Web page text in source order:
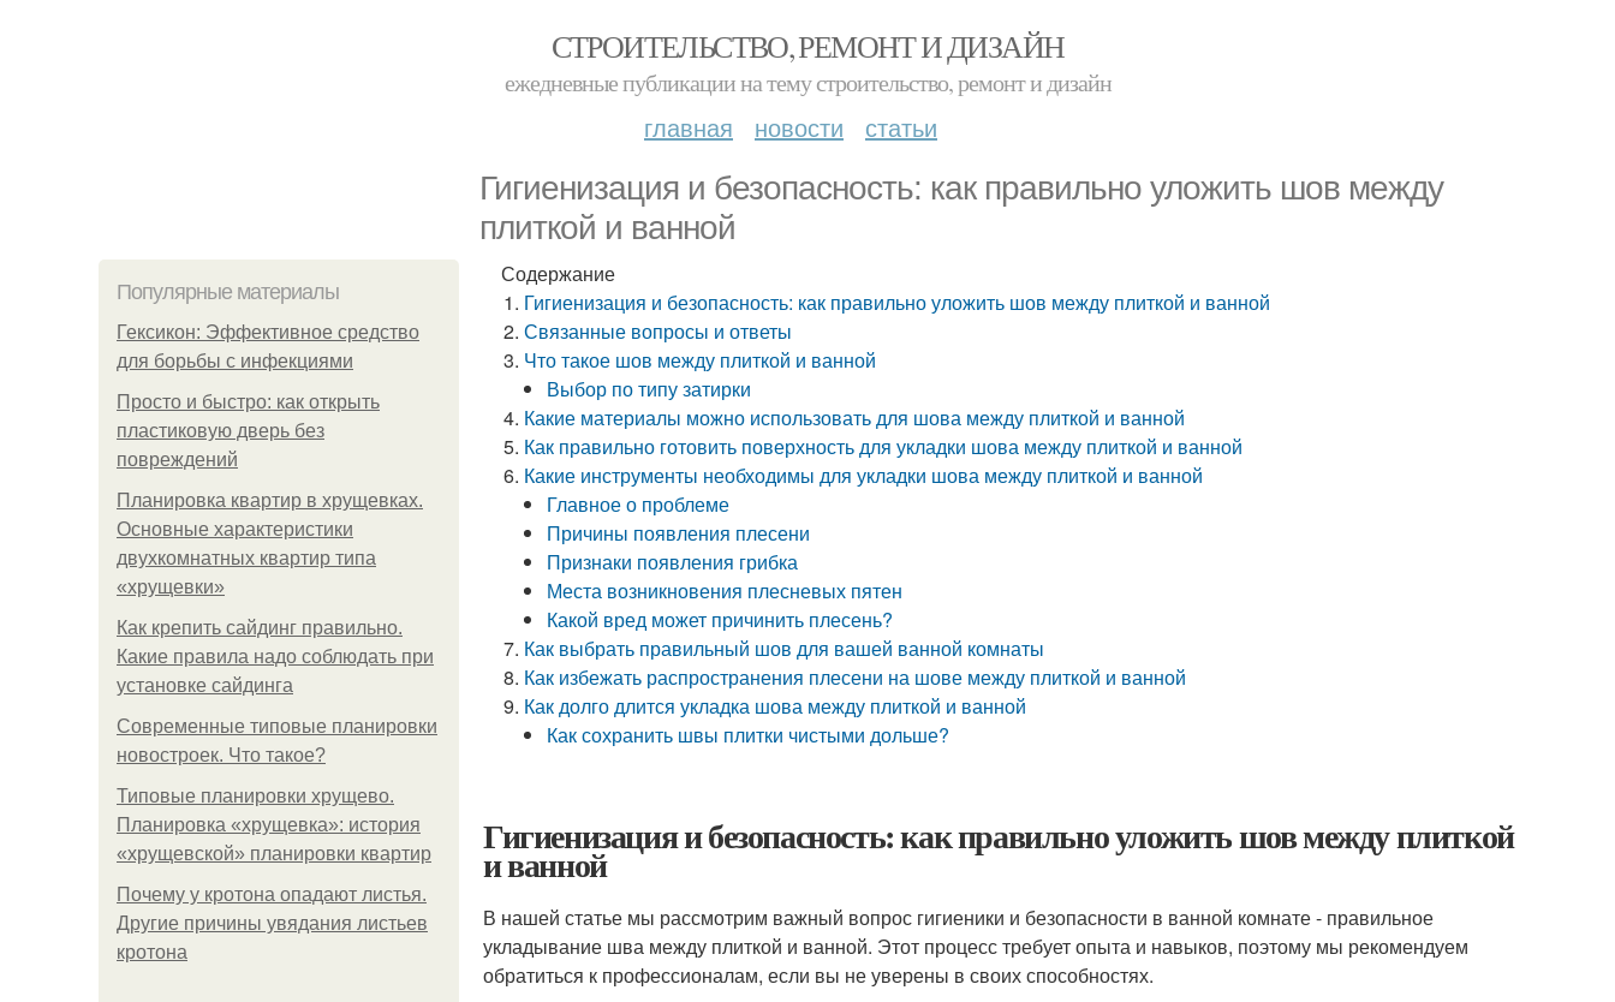
СТРОИТЕЛЬСТВО, РЕМОНТ И ДИЗАЙН
ежедневные публикации на тему строительство, ремонт и дизайн
главная новости статьи
Гигиенизация и безопасность: как правильно уложить шов между
плиткой и ванной
Популярные материалы
Гексикон: Эффективное средство
для борьбы с инфекциями
Просто и быстро: как открыть
пластиковую дверь без
повреждений
Планировка квартир в хрущевках.
Основные характеристики
двухкомнатных квартир типа
«хрущевки»
Как крепить сайдинг правильно.
Какие правила надо соблюдать при
установке сайдинга
Современные типовые планировки
новостроек. Что такое?
Типовые планировки хрущево.
Планировка «хрущевка»: история
«хрущевской» планировки квартир
Почему у кротона опадают листья.
Другие причины увядания листьев
кротона
Содержание
Гигиенизация и безопасность: как правильно уложить шов между плиткой и ванной
Связанные вопросы и ответы
Что такое шов между плиткой и ванной
Выбор по типу затирки
Какие материалы можно использовать для шова между плиткой и ванной
Как правильно готовить поверхность для укладки шова между плиткой и ванной
Какие инструменты необходимы для укладки шова между плиткой и ванной
Главное о проблеме
Причины появления плесени
Признаки появления грибка
Места возникновения плесневых пятен
Какой вред может причинить плесень?
Как выбрать правильный шов для вашей ванной комнаты
Как избежать распространения плесени на шове между плиткой и ванной
Как долго длится укладка шова между плиткой и ванной
Как сохранить швы плитки чистыми дольше?
Гигиенизация и безопасность: как правильно уложить шов между плиткой
и ванной
В нашей статье мы рассмотрим важный вопрос гигиеники и безопасности в ванной комнате - правильное
укладывание шва между плиткой и ванной. Этот процесс требует опыта и навыков, поэтому мы рекомендуем
обратиться к профессионалам, если вы не уверены в своих способностях.